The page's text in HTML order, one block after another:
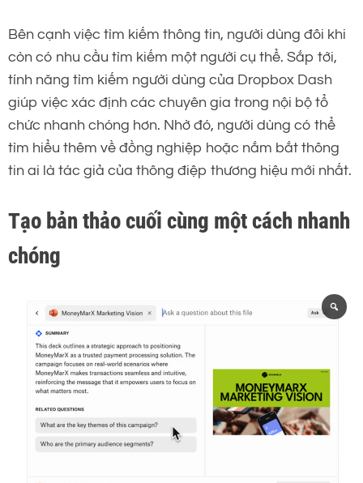
Bên cạnh việc tìm kiếm thông tin, người dùng đôi khi
còn có nhu cầu tìm kiếm một người cụ thể. Sắp tới,
tính năng tìm kiếm người dùng của Dropbox Dash
giúp việc xác định các chuyên gia trong nội bộ tổ
chức nhanh chóng hơn. Nhờ đó, người dùng có thể
tìm hiểu thêm về đồng nghiệp hoặc nắm bắt thông
tin ai là tác giả của thông điệp thương hiệu mới nhất.
Tạo bản thảo cuối cùng một cách nhanh
chóng